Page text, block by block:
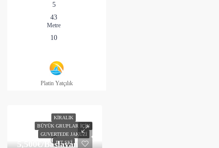
5
43
Metre
10
Platin Yatçılık
KIRALIK
BÜYÜK GRUPLAR İÇIN
GUVERTEDE JAKUZI
JET SKI
5,500€/Başlayan